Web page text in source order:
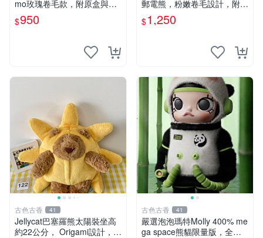
mo玫瑰卷毛款，附原盒與吊
牌，粉嫩可愛入手即柔軟～
玫瑰卷毛 郵電熊 正品
$950
郵電熊，粉嫩卷毛設計，附原
裝包裝與吊牌，超Recomme
nded收藏品 1095 玩偶 包裝
$1,250
古色古香 41
Jellycat巴塞羅熊太陽裝坐高
約22公分， Origami設計，來
古色古香 41
嚴選泡泡瑪特Molly 400% me
ga space熊貓限量版，全新